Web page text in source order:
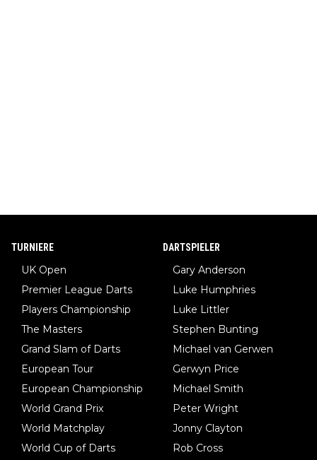
TURNIERE
UK Open
Premier League Darts
Players Championship
The Masters
Grand Slam of Darts
European Tour
European Championship
World Grand Prix
World Matchplay
World Cup of Darts
DARTSPIELER
Gary Anderson
Luke Humphries
Luke Littler
Stephen Bunting
Michael van Gerwen
Gerwyn Price
Michael Smith
Peter Wright
Jonny Clayton
Rob Cross